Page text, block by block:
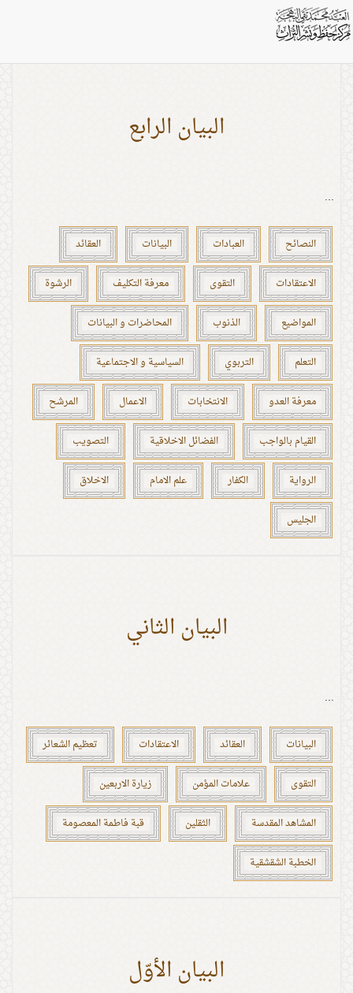
بطاقات: الاعتقادات
البيان الرابع
...
النصائح العبادات البيانات العقائد
الاعتقادات التقوى معرفة التكليف الرشوة
المواضيع الذنوب المحاضرات و البيانات
التعلم التربوي السياسية و الاجتماعية
معرفة العدو الانتخابات الاعمال المرشح
القيام بالواجب الفضائل الاخلاقية التصويب
الرواية الكفار علم الامام الاخلاق
الجليس
البيان الثاني
...
البيانات العقائد الاعتقادات تعظيم الشعائر
التقوى علامات المؤمن زيارة الاربعين
المشاهد المقدسة الثقلين قبة فاطمة المعصومة
الخطبة الشقشقية
البيان الأوّل